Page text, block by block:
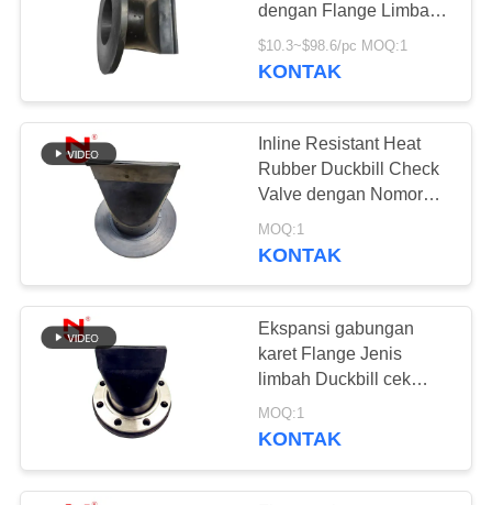
PERMINTAAN
PENAWARAN
SITEMAP
KEBIJAKAN
PRIVASI
Sambungan
Ekspansi Karet
Sphere Ganda
36
katup periksa
duckbill
70
dengan Flange Limbah
Duckbill Check Valve
dengan 18 bulan
$10.3~$98.6/pc MOQ:1
KONTAK
Inline Resistant Heat
Rubber Duckbill Check
Valve dengan Nomor
Tekanan 1.0Mpa dan
1.6Mpa dalam warna
MOQ:1
KONTAK
Ekspansi gabungan
karet Flange Jenis
limbah Duckbill cek
katup Klem Terhubung
MOQ:1
KONTAK